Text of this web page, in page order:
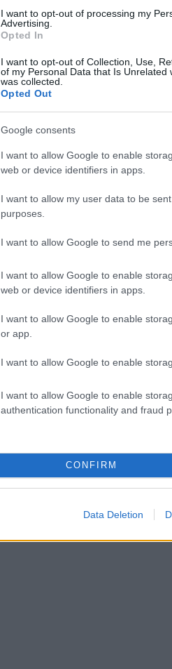
I want to opt-out of processing my
Advertising.
Opted In
I want to opt-out of Collection, Use,
of my Personal Data that Is Unrelated
was collected.
Opted Out
Google consents
I want to allow Google to enable
web or device identifiers in apps.
I want to allow my user data to be
purposes.
I want to allow Google to send me
I want to allow Google to enable
web or device identifiers in apps.
I want to allow Google to enable
or app.
I want to allow Google to enable
I want to allow Google to enable
authentication functionality and fraud
CONFIRM
Data Deletion